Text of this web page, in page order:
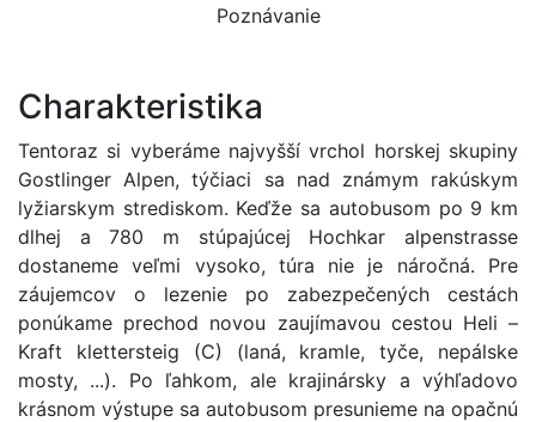
Poznávanie
Charakteristika
Tentoraz si vyberáme najvyšší vrchol horskej skupiny
Gostlinger Alpen, týčiaci sa nad známym rakúskym
lyžiarskym strediskom. Keďže sa autobusom po 9 km
dlhej a 780 m stúpajúcej Hochkar alpenstrasse
dostaneme veľmi vysoko, túra nie je náročná. Pre
záujemcov o lezenie po zabezpečených cestách
ponúkame prechod novou zaujímavou cestou Heli –
Kraft klettersteig (C) (laná, kramle, tyče, nepálske
mosty, ...). Po ľahkom, ale krajinársky a výhľadovo
krásnom výstupe sa autobusom presunieme na opačnú